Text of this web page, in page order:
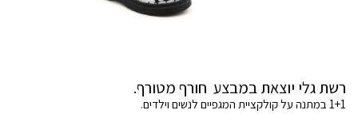
רשת גלי יוצאת במבצע חורף מטורף.
1+1 במתנה על קולקציית המגפיים לנשים וילדים.